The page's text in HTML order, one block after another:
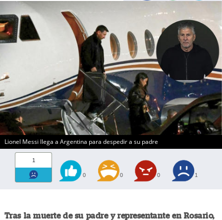
Lionel Messi llega a Argentina para despedir a su padre
1
0 0 0 1
Tras la muerte de su padre y representante en Rosario,